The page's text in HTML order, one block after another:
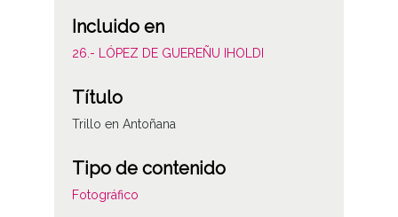
Incluido en
26.- LÓPEZ DE GUEREÑU IHOLDI
Título
Trillo en Antoñana
Tipo de contenido
Fotográfico